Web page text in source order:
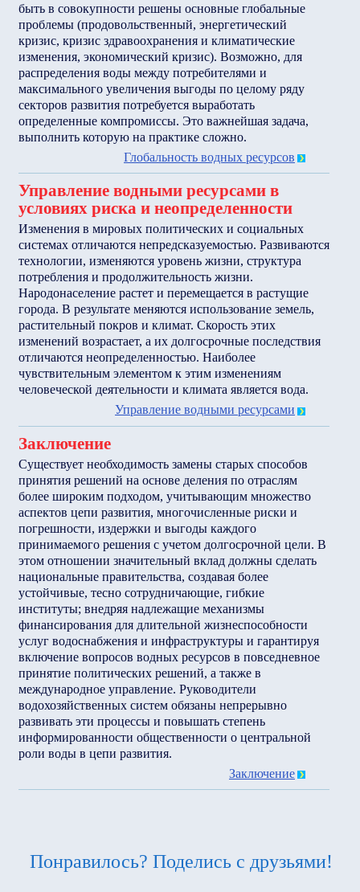
быть в совокупности решены основные глобальные
проблемы (продовольственный, энергетический
кризис, кризис здравоохранения и климатические
изменения, экономический кризис). Возможно, для
распределения воды между потребителями и
максимального увеличения выгоды по целому ряду
секторов развития потребуется выработать
определенные компромиссы. Это важнейшая задача,
выполнить которую на практике сложно.
Глобальность водных ресурсов
Управление водными ресурсами в
условиях риска и неопределенности
Изменения в мировых политических и социальных
системах отличаются непредсказуемостью. Развиваются
технологии, изменяются уровень жизни, структура
потребления и продолжительность жизни.
Народонаселение растет и перемещается в растущие
города. В результате меняются использование земель,
растительный покров и климат. Скорость этих
изменений возрастает, а их долгосрочные последствия
отличаются неопределенностью. Наиболее
чувствительным элементом к этим изменениям
человеческой деятельности и климата является вода.
Управление водными ресурсами
Заключение
Существует необходимость замены старых способов
принятия решений на основе деления по отраслям
более широким подходом, учитывающим множество
аспектов цепи развития, многочисленные риски и
погрешности, издержки и выгоды каждого
принимаемого решения с учетом долгосрочной цели. В
этом отношении значительный вклад должны сделать
национальные правительства, создавая более
устойчивые, тесно сотрудничающие, гибкие
институты; внедряя надлежащие механизмы
финансирования для длительной жизнеспособности
услуг водоснабжения и инфраструктуры и гарантируя
включение вопросов водных ресурсов в повседневное
принятие политических решений, а также в
международное управление. Руководители
водохозяйственных систем обязаны непрерывно
развивать эти процессы и повышать степень
информированности общественности о центральной
роли воды в цепи развития.
Заключение
Понравилось? Поделись с друзьями!